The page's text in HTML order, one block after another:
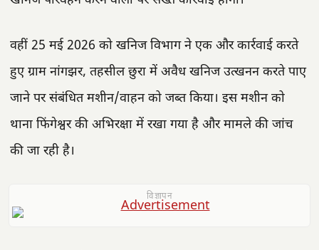
वहीं 25 मई 2026 को खनिज विभाग ने एक और कार्रवाई करते
हुए ग्राम नांगझर, तहसील छुरा में अवैध खनिज उत्खनन करते पाए
जाने पर संबंधित मशीन/वाहन को जब्त किया। इस मशीन को
थाना फिंगेश्वर की अभिरक्षा में रखा गया है और मामले की जांच
की जा रही है।
विज्ञापन